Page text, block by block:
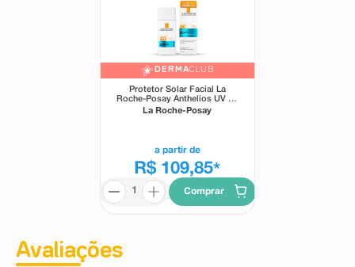
DERMACLUB
Protetor Solar Facial La
Roche-Posay Anthelios UV Air
FPS60 Sem Cor 45ml
La Roche-Posay
a partir de
R$ 109,85*
Comprar
Avaliações